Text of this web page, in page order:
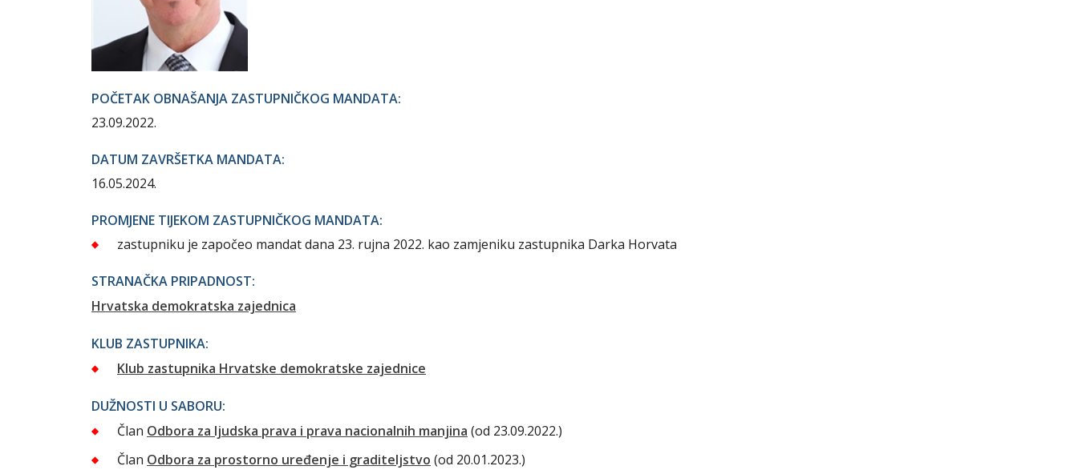
POČETAK OBNAŠANJA ZASTUPNIČKOG MANDATA:
23.09.2022.
DATUM ZAVRŠETKA MANDATA:
16.05.2024.
PROMJENE TIJEKOM ZASTUPNIČKOG MANDATA:
zastupniku je započeo mandat dana 23. rujna 2022. kao zamjeniku zastupnika Darka Horvata
STRANAČKA PRIPADNOST:
Hrvatska demokratska zajednica
KLUB ZASTUPNIKA:
Klub zastupnika Hrvatske demokratske zajednice
DUŽNOSTI U SABORU:
Član Odbora za ljudska prava i prava nacionalnih manjina (od 23.09.2022.)
Član Odbora za prostorno uređenje i graditeljstvo (od 20.01.2023.)